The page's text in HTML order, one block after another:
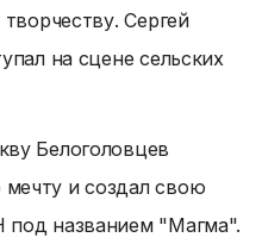
Сергей
на сцене сельских
Белоголовцев
и создал свою
названием "Магма".